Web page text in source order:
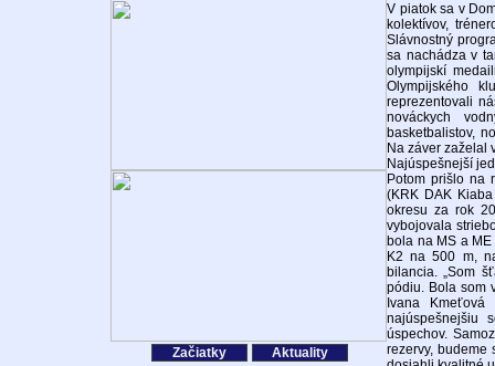
Začiatky
Aktuality
V piatok sa v
kolektívov,
Slávnostný
sa nachádza v
olympijskí
Olympijského
reprezentovali
nováckych
basketbalistov,
Na záver zaželal
Najúspešnejší
Potom prišlo na
(KRK DAK
okresu za rok
vybojovala
bola na MS a
K2 na 500 m,
bilancia. „Som
pódiu. Bola som
Ivana
najúspešnejšiu
úspechov.
rezervy,